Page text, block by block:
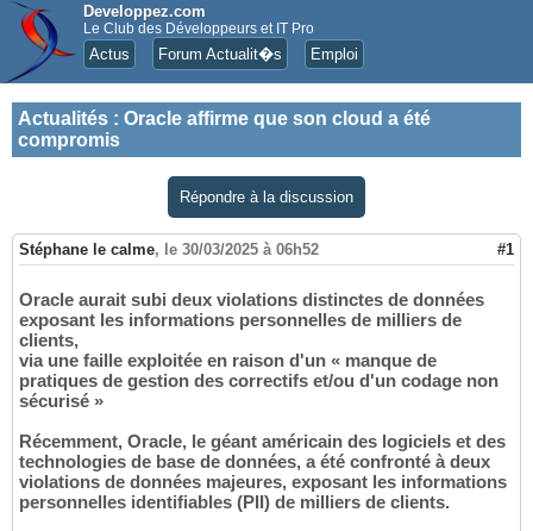
Developpez.com
Le Club des Développeurs et IT Pro
Actus Forum Actualit�s Emploi
Actualités : Oracle affirme que son cloud a été
compromis
Répondre à la discussion
Stéphane le calme, le 30/03/2025 à 06h52 #1
Oracle aurait subi deux violations distinctes de données
exposant les informations personnelles de milliers de
clients,
via une faille exploitée en raison d'un « manque de
pratiques de gestion des correctifs et/ou d'un codage non
sécurisé »
Récemment, Oracle, le géant américain des logiciels et des
technologies de base de données, a été confronté à deux
violations de données majeures, exposant les informations
personnelles identifiables (PII) de milliers de clients.